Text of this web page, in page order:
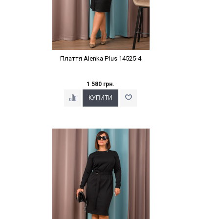
Плаття Alenka Plus 14525-4
1 580 грн.
Наклейки Варіант з %